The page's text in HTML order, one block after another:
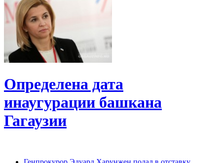
Определена дата
инаугурации башкана
Гагаузии